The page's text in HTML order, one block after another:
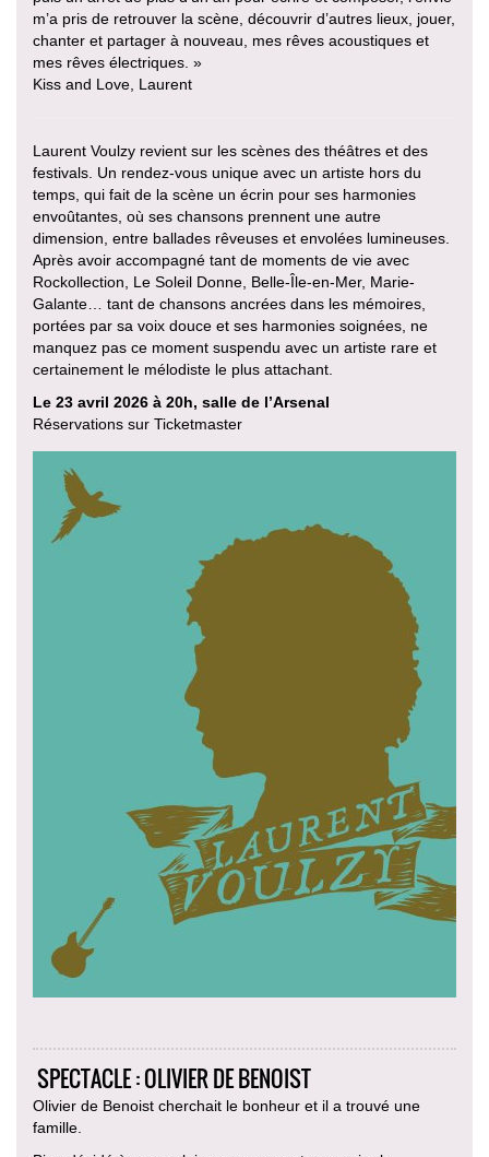
m’a pris de retrouver la scène, découvrir d’autres lieux, jouer,
chanter et partager à nouveau, mes rêves acoustiques et
mes rêves électriques. »
Kiss and Love, Laurent
Laurent Voulzy revient sur les scènes des théâtres et des
festivals. Un rendez-vous unique avec un artiste hors du
temps, qui fait de la scène un écrin pour ses harmonies
envoûtantes, où ses chansons prennent une autre
dimension, entre ballades rêveuses et envolées lumineuses.
Après avoir accompagné tant de moments de vie avec
Rockollection, Le Soleil Donne, Belle-Île-en-Mer, Marie-
Galante… tant de chansons ancrées dans les mémoires,
portées par sa voix douce et ses harmonies soignées, ne
manquez pas ce moment suspendu avec un artiste rare et
certainement le mélodiste le plus attachant.
Le 23 avril 2026 à 20h, salle de l’Arsenal
Réservations sur Ticketmaster
SPECTACLE : OLIVIER DE BENOIST
Olivier de Benoist cherchait le bonheur et il a trouvé une
famille.